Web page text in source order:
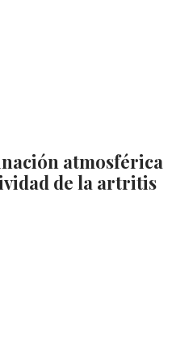
atmosférica
de la artritis